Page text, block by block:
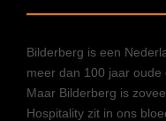
Bilderberg is een
meer dan 100 jaar oude
Maar Bilderberg is
Hospitality zit in ons